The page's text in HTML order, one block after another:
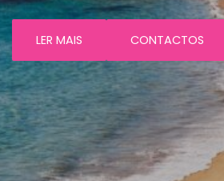
LER MAIS CONTACTOS